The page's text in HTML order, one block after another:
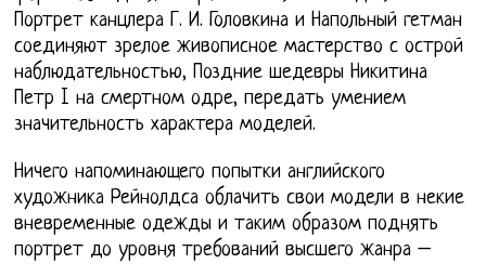
Портрет канцлера Г. И. Головкина и Напольный гетман
соединяют зрелое живописное мастерство с острой
наблюдательностью, Поздние шедевры Никитина
Петр I на смертном одре, передать умением
значительность характера моделей.
Ничего напоминающего попытки английского
художника Рейнолдса облачить свои модели в некие
вневременные одежды и таким образом поднять
портрет до уровня требований высшего жанра –